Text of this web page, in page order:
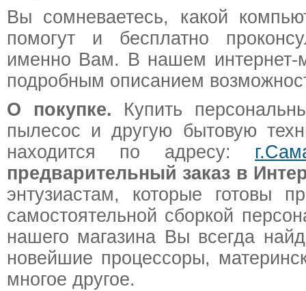
Вы сомневаетесь, какой
помогут и бесплатно
именно Вам. В нашем интернет-
подробным описанием
О покупке. Купить
пылесос и другую бытовую
находится по адресу:
предварительный заказ в
энтузиастам, которые готовы
самостоятельной сборкой
нашего магазина Вы всегда
новейшие процессоры,
многое другое.